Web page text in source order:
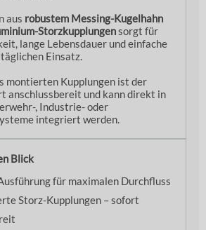
aus robustem Messing-Kugelhahn
Storzkupplungensorgt für
lange Lebensdauer und einfache
Einsatz.
montierten Kupplungen ist der
anschlussbereit und kann direkt in
, Industrie- oder
integriert werden.
Blick
für maximalen Durchfluss
Storz-Kupplungen – sofort